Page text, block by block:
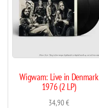
Wigwam: Live in Denmark
1976 (2 LP)
34,90€